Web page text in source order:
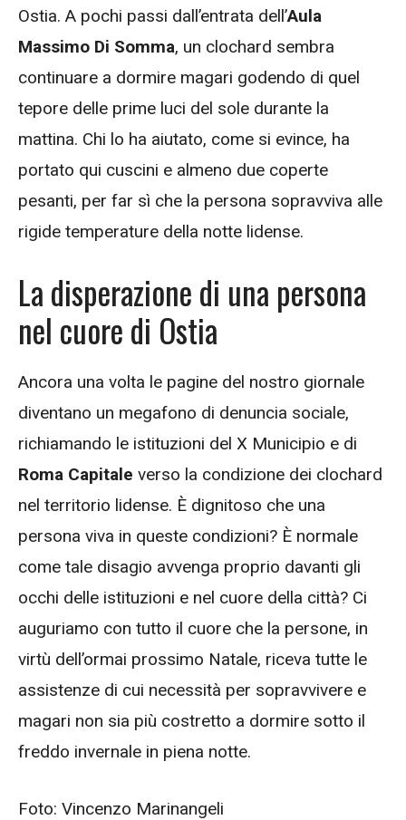
Ostia. A pochi passi dall’entrata dell’Aula
Massimo Di Somma, un clochard sembra
continuare a dormire magari godendo di quel
tepore delle prime luci del sole durante la
mattina. Chi lo ha aiutato, come si evince, ha
portato qui cuscini e almeno due coperte
pesanti, per far sì che la persona sopravviva alle
rigide temperature della notte lidense.
La disperazione di una persona
nel cuore di Ostia
Ancora una volta le pagine del nostro giornale
diventano un megafono di denuncia sociale,
richiamando le istituzioni del X Municipio e di
Roma Capitale verso la condizione dei clochard
nel territorio lidense. È dignitoso che una
persona viva in queste condizioni? È normale
come tale disagio avvenga proprio davanti gli
occhi delle istituzioni e nel cuore della città? Ci
auguriamo con tutto il cuore che la persone, in
virtù dell’ormai prossimo Natale, riceva tutte le
assistenze di cui necessità per sopravvivere e
magari non sia più costretto a dormire sotto il
freddo invernale in piena notte.
Foto: Vincenzo Marinangeli